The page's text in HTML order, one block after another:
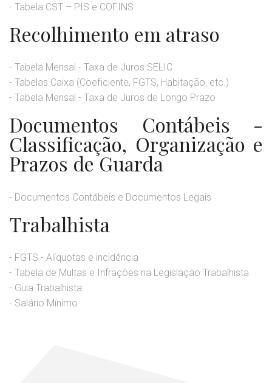
- Tabela CST – PIS e COFINS
Recolhimento em atraso
- Tabela Mensal - Taxa de Juros SELIC
- Tabelas Caixa (Coeficiente, FGTS, Habitação, etc.)
- Tabela Mensal - Taxa de Juros de Longo Prazo
Documentos Contábeis -
Classificação, Organização e
Prazos de Guarda
- Documentos Contábeis e Documentos Legais
Trabalhista
- FGTS - Alíquotas e incidência
- Tabela de Multas e Infrações na Legislação Trabalhista
- Guia Trabalhista
- Salário Mínimo